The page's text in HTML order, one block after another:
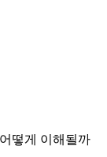
떻게 이해될까